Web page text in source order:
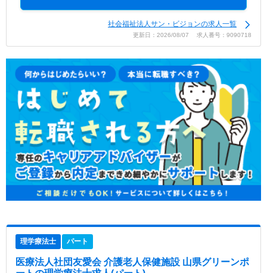
社会福祉法人サン・ビジョンの求人一覧
更新日：2026/08/07 求人番号：9090718
理学療法士 パート
医療法人社団友愛会 介護老人保健施設 山県グリーンポ